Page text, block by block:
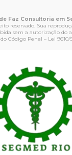
Faz Consultoria em
reservado. Sua
sem a autorização do
Código Penal – Lei